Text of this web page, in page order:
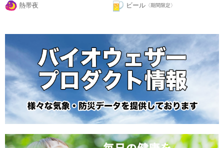
熱帯夜 ビール 〈期間限定〉